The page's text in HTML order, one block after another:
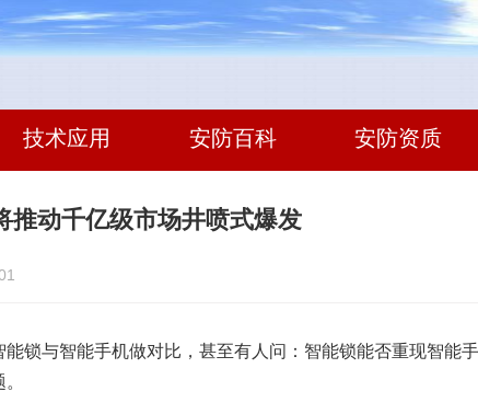
技术应用 安防百科 安防资质
推动千亿级市场井喷式爆发
锁与智能手机做对比，甚至有人问：智能锁能否重现智能